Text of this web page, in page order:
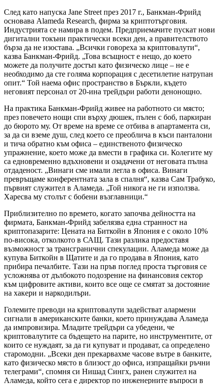
След като напуска Jane Street през 2017 г., Банкман-Фрийд
основава Alameda Research, фирма за криптотърговия.
Индустрията се намира в подем. Предприемачите пускат нови
дигитални токъни практически всеки ден, а правителството
бърза да не изостава. „Всички говореха за криптовалути“,
казва Банкман-Фрийд. „Това всъщност е нещо, до което
можете да получите достъп като физическо лице – не е
необходимо да сте голяма корпорация с десетилетие натрупан
опит.“ Той наема офис пространство в Бъркли, където
неговият персонал от 20-ина трейдъри работи денонощно.
На практика Банкман-Фрийд живее на работното си място;
през повечето нощи спи върху дюшек, пълен с боб, паркиран
до бюрото му. От време на време се отбива в апартамента си,
за да си вземе душ, след което се преоблича в къси панталони
и тича обратно към офиса – единственото физическо
упражнение, което може да вмести в графика си. Колегите му
са едновременно вдъхновени и озадачени от неговата пълна
отдаденост. „Винаги сме имали легла в офиса. Винаги
превръщаме конферентната зала в спалня“, казва Сам Трабуко,
първият служител в Аламеда. „Той никога не ги използва.
Харесва му столът с бобени възглавници.“
Приблизително по времето, когато започва дейността на
фирмата, Банкман-Фрийд забелязва една странност на
криптопазарите: Цената на Биткойн в Япония е с около 10%
по-висока, отколкото в САЩ. Тази разлика предоставя
възможност за трансгранични спекулации. Аламеда може да
купува Биткойн в Щатите и да го продава в Япония, като
прибира печалбите. Тази на пръв поглед проста търговия се
усложнява от дълбокото подозрение на финансовия сектор
към цифровите активи, които все още се смятат за достояние
на хакери и наркодилъри.
Големите преводи на криптовалути задействат алармени
сигнали в американските банки, което принуждава Аламеда
да импровизира. Младите трейдъри са убедени, че
криптовалутите са бъдещето на парите, но инструментите, от
които се нуждаят, за да ги купуват и продават, са определено
старомодни. „Всеки ден прекарвахме часове вътре в банките,
като физическо място в близост до офиса, изпращайки ръчни
телеграми“, спомня си Нишад Сингх, ранен служител на
Аламеда, който сега е директор по инженерните въпроси в